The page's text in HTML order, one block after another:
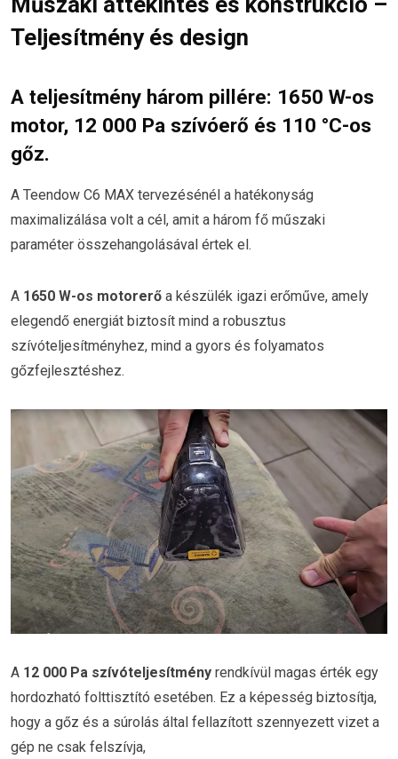
Teljesítmény és design
A teljesítmény három pillére: 1650 W-os
motor, 12 000 Pa szívóerő és 110 °C-os
gőz.
A Teendow C6 MAX tervezésénél a hatékonyság
maximalizálása volt a cél, amit a három fő műszaki
paraméter összehangolásával értek el.
A 1650 W-os motorerő a készülék igazi erőműve, amely
elegendő energiát biztosít mind a robusztus
szívóteljesítményhez, mind a gyors és folyamatos
gőzfejlesztéshez.
A 12 000 Pa szívóteljesítmény rendkívül magas érték egy
hordozható folttisztító esetében. Ez a képesség biztosítja,
hogy a gőz és a súrolás által fellazított szennyezett vizet a
gép ne csak felszívja,